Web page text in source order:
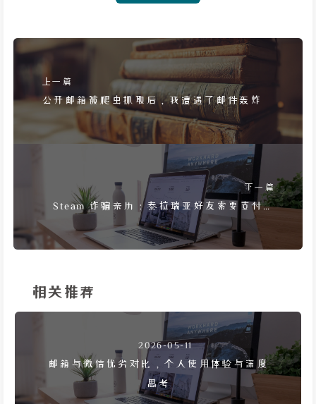
上一篇
公开邮箱被爬虫抓取后，我遭遇了邮件轰炸
下一篇
Steam 诈骗亲历：泰拉瑞亚好友索要支付记
相关推荐
2026-05-11
邮箱与微信优劣对比，个人使用体验与深度
思考